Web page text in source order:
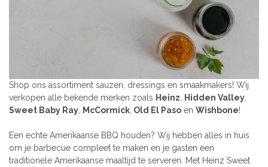
Shop ons assortiment sauzen, dressings en smaakmakers! Wij
verkopen alle bekende merken zoals Heinz Hidden Valley
Sweet Baby Ray McCormick Old El Paso en Wishbone!
Een echte Amerikaanse BBQ houden? Wij hebben alles in huis
om je barbecue compleet te maken en je gasten een
traditionele Amerikaanse maaltijd te serveren. Met Heinz Sweet